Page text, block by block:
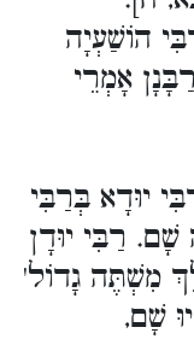
הוֹשַׁעְיָה
אָמְרֵי
יוּדָא בְּרַבִּי
שָׁם. רַבִּי יוּדָן
מִשְׁתֶּה גָדוֹל'
שָׁם,